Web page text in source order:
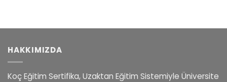
HAKKIMIZDA
Koç Eğitim Sertifika, Uzaktan Eğitim Sistemiyle Üniversite